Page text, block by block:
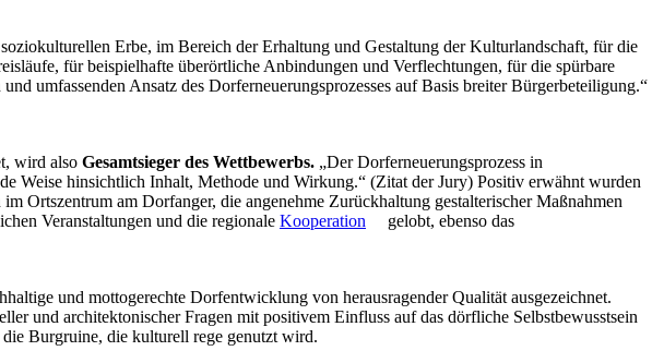
Erbe, im Bereich der Erhaltung und Gestaltung der Kulturlandschaft, für die
für beispielhafte überörtliche Anbindungen und Verflechtungen, für die spürbare
umfassenden Ansatz des Dorferneuerungsprozesses auf Basis breiter Bürgerbeteiligung.“
wird also Gesamtsieger des Wettbewerbs. „Der Dorferneuerungsprozess in
Weise hinsichtlich Inhalt, Methode und Wirkung.“ (Zitat der Jury) Positiv erwähnt wurden
Ortszentrum am Dorfanger, die angenehme Zurückhaltung gestalterischer Maßnahmen
Veranstaltungen und die regionale Kooperation
gelobt, ebenso das
und mottogerechte Dorfentwicklung von herausragender Qualität ausgezeichnet.
und architektonischer Fragen mit positivem Einfluss auf das dörfliche Selbstbewusstsein
Burgruine, die kulturell rege genutzt wird.